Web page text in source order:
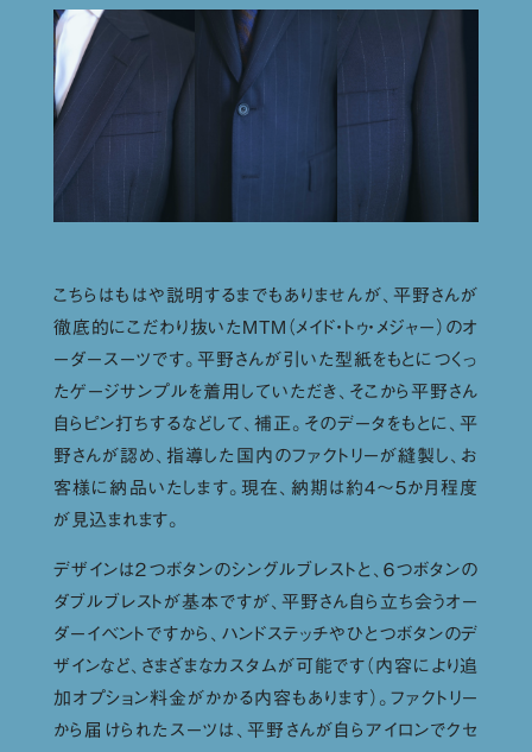
こちらはもはや説明するまでもありませんが、平野さんが
徹底的にこだわり抜いたMTM（メイド・トゥ・メジャー）のオ
ーダースーツです。平野さんが引いた型紙をもとにつくっ
たゲージサンプルを着用していただき、そこから平野さん
自らピン打ちするなどして、補正。そのデータをもとに、平
野さんが認め、指導した国内のファクトリーが縫製し、お
客様に納品いたします。現在、納期は約４〜５か月程度
が見込まれます。
デザインは２つボタンのシングルブレストと、６つボタンの
ダブルブレストが基本ですが、平野さん自ら立ち会うオー
ダーイベントですから、ハンドステッチやひとつボタンのデ
ザインなど、さまざまなカスタムが可能です（内容により追
加オプション料金がかかる内容もあります）。ファクトリー
から届けられたスーツは、平野さんが自らアイロンでクセ